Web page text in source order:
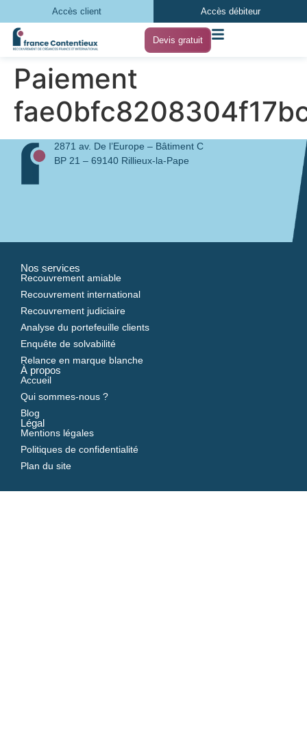
Accès client Accès débiteur
Devis gratuit
Paiement
2871 av. De l’Europe – Bâtiment C
BP 21 – 69140 Rillieux-la-Pape
Nos services
Recouvrement amiable
Recouvrement international
Recouvrement judiciaire
Analyse du portefeuille clients
Enquête de solvabilité
Relance en marque blanche
À propos
Accueil
Qui sommes-nous ?
Blog
Légal
Mentions légales
Politiques de confidentialité
Plan du site